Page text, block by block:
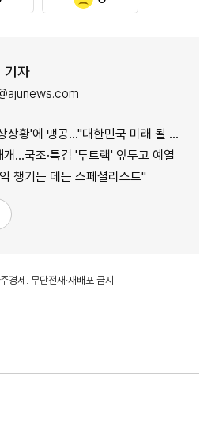
기자
황'에 맹공…"대한민국 미래 될 수도"
…국조·특검 '투트랙' 앞두고 예열
챙기는 데는 스페셜리스트"
제. 무단전재·재배포 금지